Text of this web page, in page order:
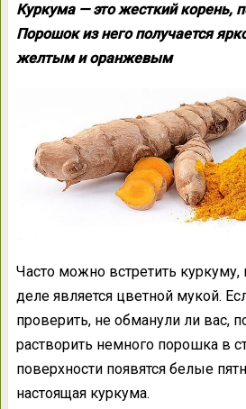
Куркума — это жесткий корень,
Порошок из него получается
желтым и оранжевым
Часто можно встретить куркуму,
деле является цветной мукой.
проверить, не обманули ли вас,
растворить немного порошка в
поверхности появятся белые
настоящая куркума.